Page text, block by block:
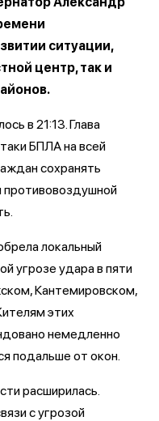
ситуации,
центр, так и
в 21:13. Глава
БПЛА на всей
сохранять
противовоздушной
локальный
угрозе удара в пяти
Кантемировском,
этих
немедленно
подальше от окон.
расширилась.
с угрозой